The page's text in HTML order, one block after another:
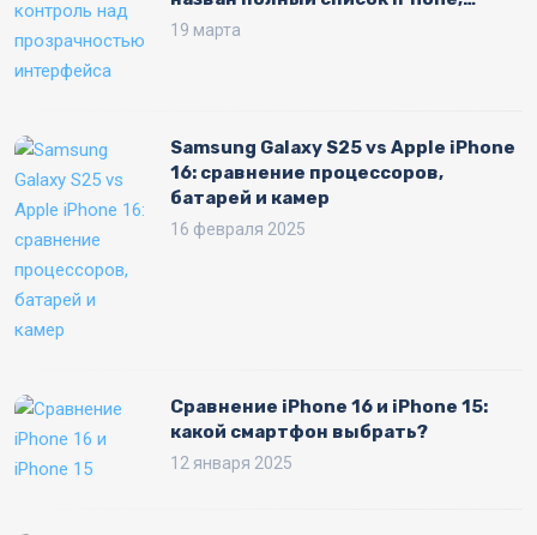
которые получат обновление
19 марта
Samsung Galaxy S25 vs Apple iPhone
16: сравнение процессоров,
батарей и камер
16 февраля 2025
Сравнение iPhone 16 и iPhone 15:
какой смартфон выбрать?
12 января 2025